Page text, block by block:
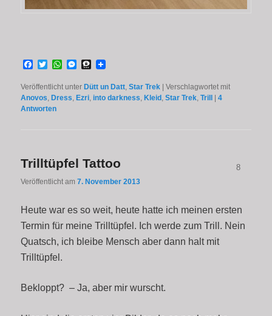
Facebook
TwitterWhatsApp
Messenger
Threema
Veröffentlicht unter Dütt un Datt,Star Trek |Verschlagwortet mit
Anovos, Dress, Ezri, into darkness, Kleid ,Star Trek,Trill |4
Antworten
Trilltüpfel Tattoo
Veröffentlicht am7. November 2013
8
Heute war es so weit, heute hatte ich meinen ersten
Termin für meine Trilltüpfel. Ich werde zum Trill. Nein
Quatsch, ich bleibe Mensch aber dann halt mit
Trilltüpfel.
Bekloppt? – Ja, aber mir wurscht.